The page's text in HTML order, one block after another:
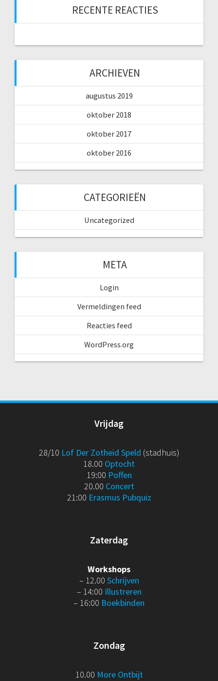
RECENTE REACTIES
ARCHIEVEN
augustus 2019
oktober 2018
oktober 2017
oktober 2016
CATEGORIEËN
Uncategorized
META
Login
Vermeldingen feed
Reacties feed
WordPress.org
Vrijdag
28/10 Lof Der Zotheid Speld (stadhuis)
18.00 Optocht
19:00 Poffen
20.00 Concert
21:00 Erasmus Pubquiz
Zaterdag
Workshops
– 12.00 Schrijven
– 14:00 Illustreren
– 16:00 Boekbinden
Zondag
10.00 More Ontbijt